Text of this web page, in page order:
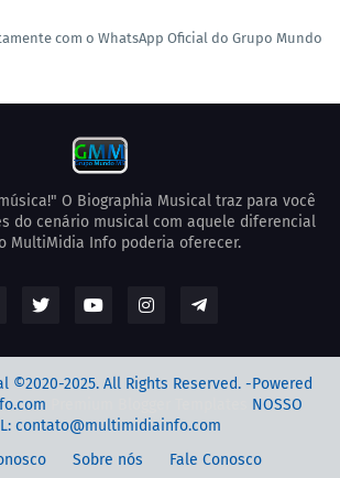
com o WhatsApp Oficial do Grupo Mundo
O Biographia Musical traz para você
do cenário musical com aquele diferencial
MultiMidia Info poderia oferecer.
©2020-2025. All Rights Reserved. -Powered
NOSSO
contato@multimidiainfo.com
Sobre nós
Fale Conosco